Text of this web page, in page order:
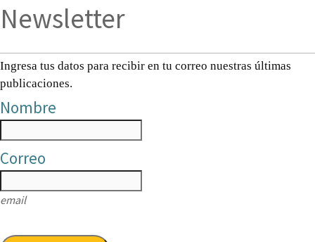
Newsletter
Ingresa tus datos para recibir en tu correo nuestras últimas
publicaciones.
Nombre
Correo
email